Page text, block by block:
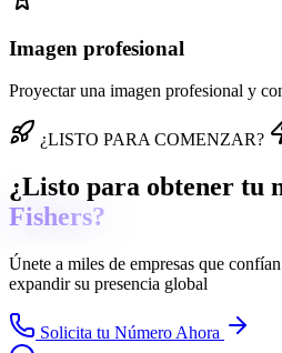
Imagen profesional
Proyectar una imagen profesional y
¿LISTO PARA COMENZAR?
¿Listo para obtener tu
Fishers?
Únete a miles de empresas que
expandir su presencia global
Solicita tu Número Ahora